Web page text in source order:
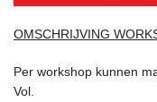
OMSCHRIJVING
Per workshop kunnen
Vol.